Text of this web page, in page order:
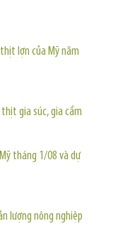
lợn của Mỹ năm
gia súc, gia cầm
tháng 1/08 và dự
lượng nông nghiệp